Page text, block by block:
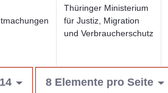
Thüringer Ministerium
für Justiz, Migration
und Verbraucherschutz
8 Elemente pro Seite